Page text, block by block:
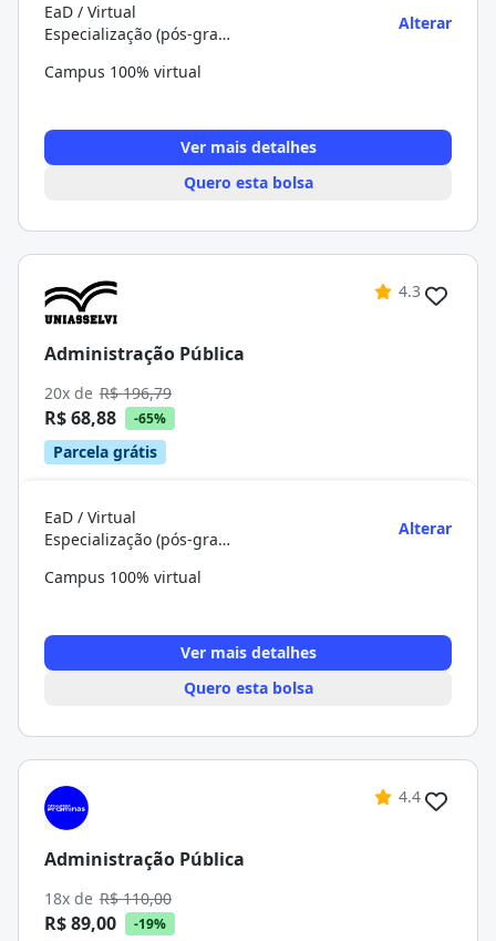
EaD / Virtual
Especialização (pós-graduação)
Alterar
Campus 100% virtual
Ver mais detalhes
Quero esta bolsa
4.3
Administração Pública
20x de R$ 196,79
R$ 68,88 -65%
Parcela grátis
EaD / Virtual
Especialização (pós-graduação)
Alterar
Campus 100% virtual
Ver mais detalhes
Quero esta bolsa
4.4
Administração Pública
18x de R$ 110,00
R$ 89,00 -19%